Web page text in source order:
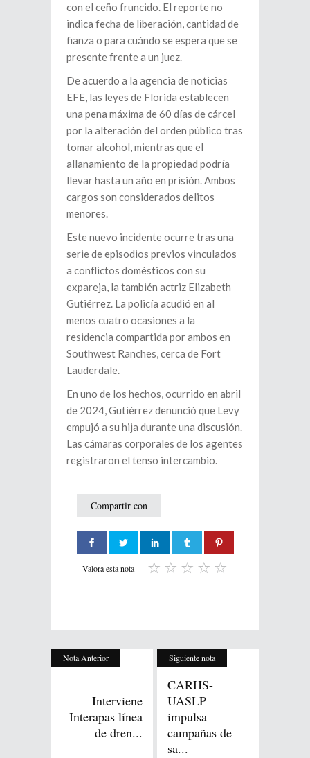
con el ceño fruncido. El reporte no
indica fecha de liberación, cantidad de
fianza o para cuándo se espera que se
presente frente a un juez.
De acuerdo a la agencia de noticias
EFE, las leyes de Florida establecen
una pena máxima de 60 días de cárcel
por la alteración del orden público tras
tomar alcohol, mientras que el
allanamiento de la propiedad podría
llevar hasta un año en prisión. Ambos
cargos son considerados delitos
menores.
Este nuevo incidente ocurre tras una
serie de episodios previos vinculados
a conflictos domésticos con su
expareja, la también actriz Elizabeth
Gutiérrez. La policía acudió en al
menos cuatro ocasiones a la
residencia compartida por ambos en
Southwest Ranches, cerca de Fort
Lauderdale.
En uno de los hechos, ocurrido en abril
de 2024, Gutiérrez denunció que Levy
empujó a su hija durante una discusión.
Las cámaras corporales de los agentes
registraron el tenso intercambio.
Compartir con
Valora esta nota
Nota Anterior
Interviene
Interapas línea
de dren...
Siguiente nota
CARHS-
UASLP
impulsa
campañas de
sa...